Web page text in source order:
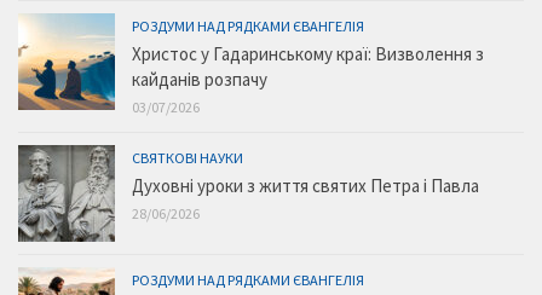
РОЗДУМИ НАД РЯДКАМИ ЄВАНГЕЛІЯ
Христос у Гадаринському краї: Визволення з
кайданів розпачу
03/07/2026
СВЯТКОВІ НАУКИ
Духовні уроки з життя святих Петра і Павла
28/06/2026
РОЗДУМИ НАД РЯДКАМИ ЄВАНГЕЛІЯ